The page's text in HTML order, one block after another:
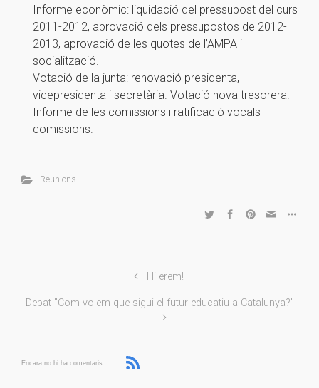
Informe econòmic: liquidació del pressupost del curs
2011-2012, aprovació dels pressupostos de 2012-
2013, aprovació de les quotes de l’AMPA i
socialització.
Votació de la junta: renovació presidenta,
vicepresidenta i secretària. Votació nova tresorera.
Informe de les comissions i ratificació vocals
comissions.
Reunions
Hi erem!
Debat "Com volem que sigui el futur educatiu a Catalunya?"
Encara no hi ha comentaris